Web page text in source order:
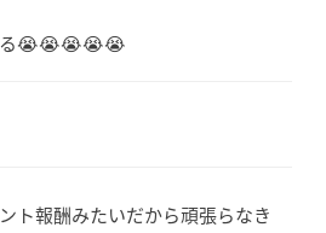
る😭😭😭😭😭
報酬みたいだから頑張らなき